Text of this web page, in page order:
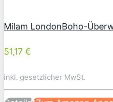
Milam LondonBoho-
51,17 €
inkl. gesetzlicher MwSt.